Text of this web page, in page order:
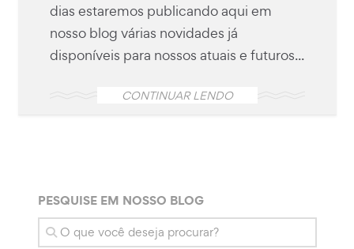
dias estaremos publicando aqui em
nosso blog várias novidades já
disponíveis para nossos atuais e futuros...
CONTINUAR LENDO
PESQUISE EM NOSSO BLOG